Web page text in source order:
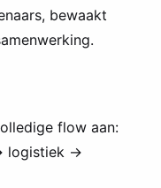
bewaakt
flow aan:
logistiek →